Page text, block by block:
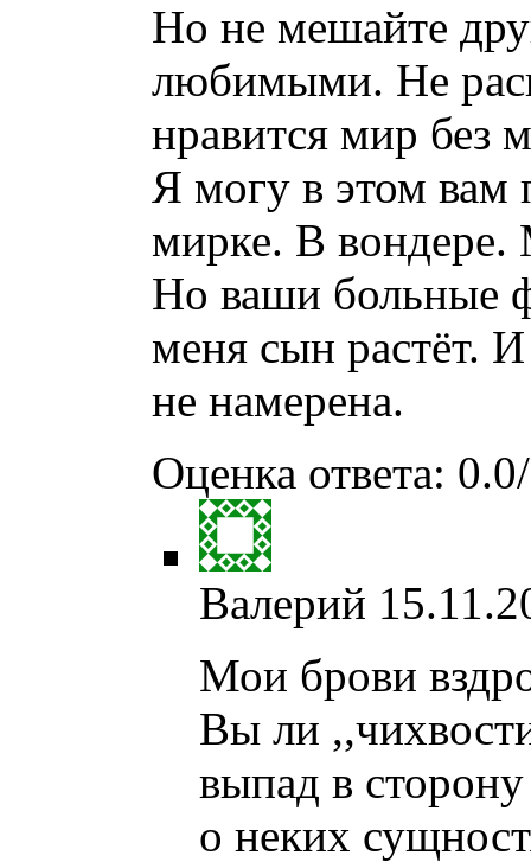
Но не мешайте
любимыми. Не
нравится мир без
Я могу в этом вам
мирке. В вондере.
Но ваши больные
меня сын растёт.
не намерена.
Оценка ответа: 0.0/
Валерий
Мои брови
Вы ли
выпад в сторону
о неких